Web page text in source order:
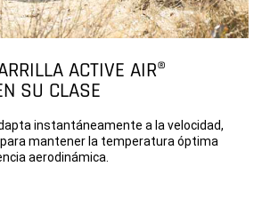
ACTIVE AIR®
SU CLASE
instantáneamente a la velocidad,
mantener la temperatura óptima
aerodinámica.